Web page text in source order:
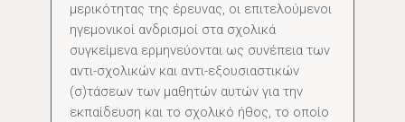
μερικότητας της έρευνας, οι επιτελούμενοι
ηγεμονικοί ανδρισμοί στα σχολικά
συγκείμενα ερμηνεύονται ως συνέπεια των
αντι-σχολικών και αντι-εξουσιαστικών
(σ)τάσεων των μαθητών αυτών για την
εκπαίδευση και το σχολικό ήθος, το οποίο